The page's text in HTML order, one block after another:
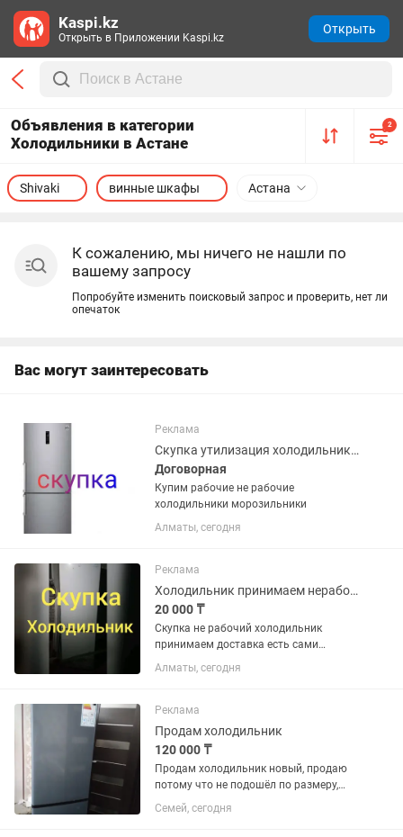
Объявления в категории
Холодильники в Астане
2
Астана
Shivaki винные шкафы
К сожалению, мы ничего не нашли по
вашему запросу
Попробуйте изменить поисковый запрос и проверить, нет ли
опечаток
Вас могут заинтересовать
Реклама
Скупка утилизация холодильников
Договорная
Купим рабочие не рабочие
холодильники морозильники
Алматы, сегодня
Реклама
Холодильник принимаем нерабочие
20 000 ₸
Скупка не рабочий холодильник
принимаем доставка есть сами
забирём
Алматы, сегодня
Реклама
Продам холодильник
120 000 ₸
Продам холодильник новый, продаю
потому что не подошёл по размеру,
120000 тг возможен торг
Семей, сегодня
Kaspi.kz
Открыть в Приложении Kaspi.kz
Открыть